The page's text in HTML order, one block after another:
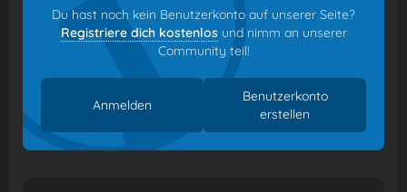
Du hast noch kein Benutzerkonto auf unserer Seite?
Registriere dich kostenlos und nimm an unserer
Community teil!
Benutzerkonto
erstellen
Anmelden